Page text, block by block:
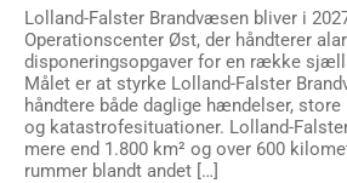
Lolland-Falster Brandvæsen bliver i
Operationscenter Øst, der håndterer
disponeringsopgaver for en række
Målet er at styrke Lolland-Falster
håndtere både daglige hændelser,
og katastrofesituationer. Lolland-
mere end 1.800 km² og over 600
rummer blandt andet […]